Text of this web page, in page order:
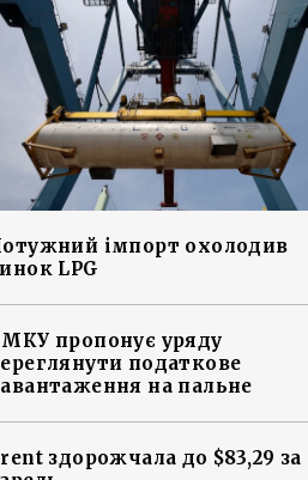
імпорт охолодив
LPG
пропонує уряду
податкове
на пальне
здорожчала до $83,29 за